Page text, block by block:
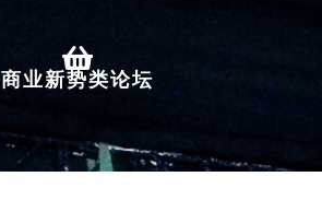
商业新势类论坛